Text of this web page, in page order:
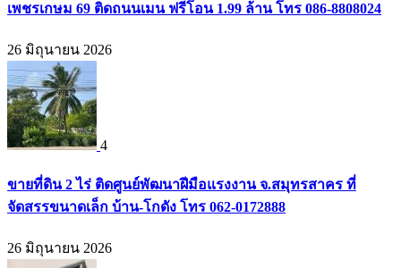
เพชรเกษม 69 ติดถนนเมน ฟรีโอน 1.99 ล้าน โทร 086-8808024
26 มิถุนายน 2026
4
ขายที่ดิน 2 ไร่ ติดศูนย์พัฒนาฝีมือแรงงาน จ.สมุทรสาคร ที่
จัดสรรขนาดเล็ก บ้าน-โกดัง โทร 062-0172888
26 มิถุนายน 2026